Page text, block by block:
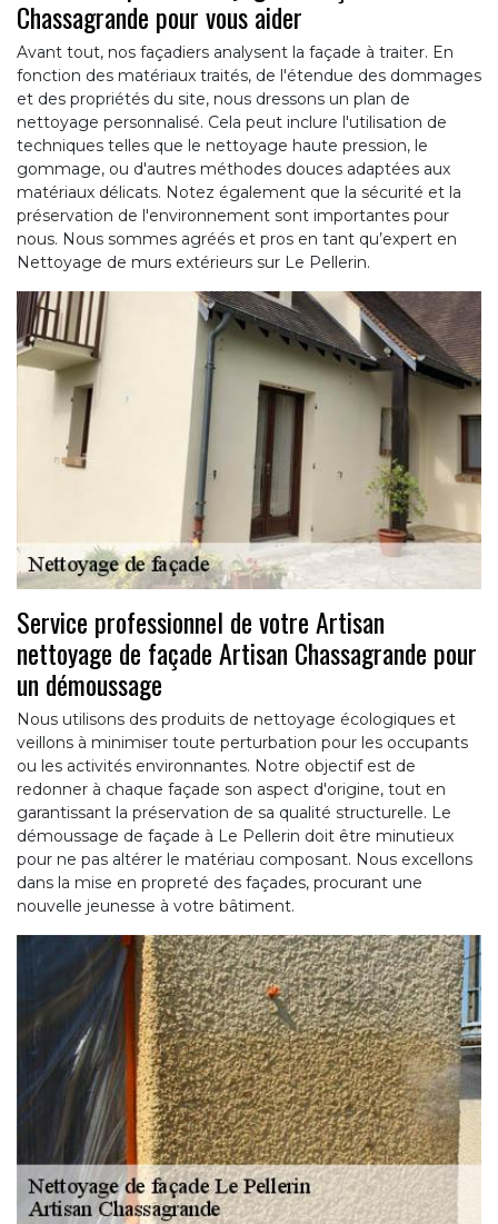
Chassagrande pour vous aider
Avant tout, nos façadiers analysent la façade à traiter. En
fonction des matériaux traités, de l'étendue des dommages
et des propriétés du site, nous dressons un plan de
nettoyage personnalisé. Cela peut inclure l'utilisation de
techniques telles que le nettoyage haute pression, le
gommage, ou d'autres méthodes douces adaptées aux
matériaux délicats. Notez également que la sécurité et la
préservation de l'environnement sont importantes pour
nous. Nous sommes agréés et pros en tant qu’expert en
Nettoyage de murs extérieurs sur Le Pellerin.
Service professionnel de votre Artisan
nettoyage de façade Artisan Chassagrande pour
un démoussage
Nous utilisons des produits de nettoyage écologiques et
veillons à minimiser toute perturbation pour les occupants
ou les activités environnantes. Notre objectif est de
redonner à chaque façade son aspect d'origine, tout en
garantissant la préservation de sa qualité structurelle. Le
démoussage de façade à Le Pellerin doit être minutieux
pour ne pas altérer le matériau composant. Nous excellons
dans la mise en propreté des façades, procurant une
nouvelle jeunesse à votre bâtiment.